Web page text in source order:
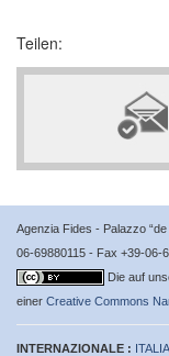
Teilen:
Agenzia Fides - Palazzo
06-69880115 - Fax +39-06-
Die auf
einer Creative Commons
INTERNAZIONALE :